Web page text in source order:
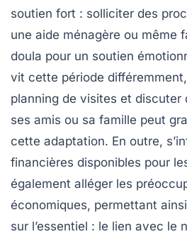
soutien fort : solliciter des
une aide ménagère ou même
doula pour un soutien
vit cette période
planning de visites et discuter
ses amis ou sa famille peut
cette adaptation. En outre,
financières disponibles pour
également alléger les
économiques, permettant
sur l’essentiel : le lien avec le